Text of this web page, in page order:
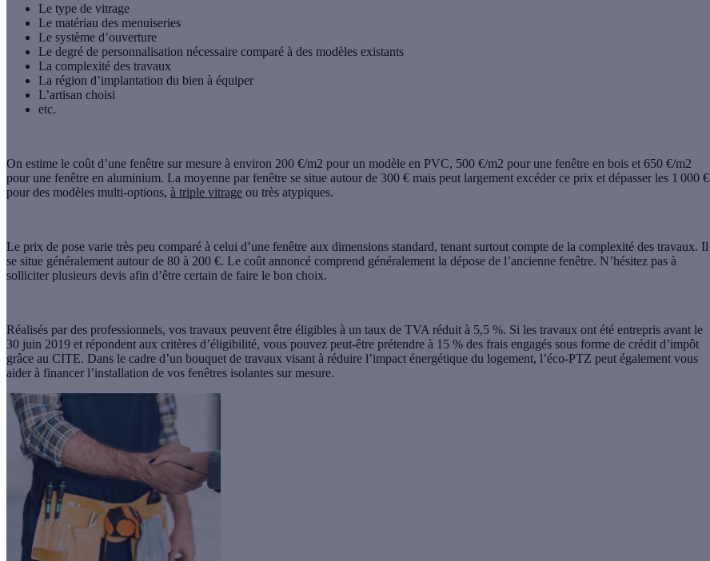
Le type de vitrage
Le matériau des menuiseries
Le système d’ouverture
Le degré de personnalisation nécessaire comparé à des modèles existants
La complexité des travaux
La région d’implantation du bien à équiper
L’artisan choisi
etc.
On estime le coût d’une fenêtre sur mesure à environ 200 €/m2 pour un modèle en PVC, 500 €/m2 pour une fenêtre en bois et 650 €/m2
pour une fenêtre en aluminium. La moyenne par fenêtre se situe autour de 300 € mais peut largement excéder ce prix et dépasser les 1 000 €
pour des modèles multi-options, à triple vitrage ou très atypiques.
Le prix de pose varie très peu comparé à celui d’une fenêtre aux dimensions standard, tenant surtout compte de la complexité des travaux. Il
se situe généralement autour de 80 à 200 €. Le coût annoncé comprend généralement la dépose de l’ancienne fenêtre. N’hésitez pas à
solliciter plusieurs devis afin d’être certain de faire le bon choix.
Réalisés par des professionnels, vos travaux peuvent être éligibles à un taux de TVA réduit à 5,5 %. Si les travaux ont été entrepris avant le
30 juin 2019 et répondent aux critères d’éligibilité, vous pouvez peut-être prétendre à 15 % des frais engagés sous forme de crédit d’impôt
grâce au CITE. Dans le cadre d’un bouquet de travaux visant à réduire l’impact énergétique du logement, l’éco-PTZ peut également vous
aider à financer l’installation de vos fenêtres isolantes sur mesure.